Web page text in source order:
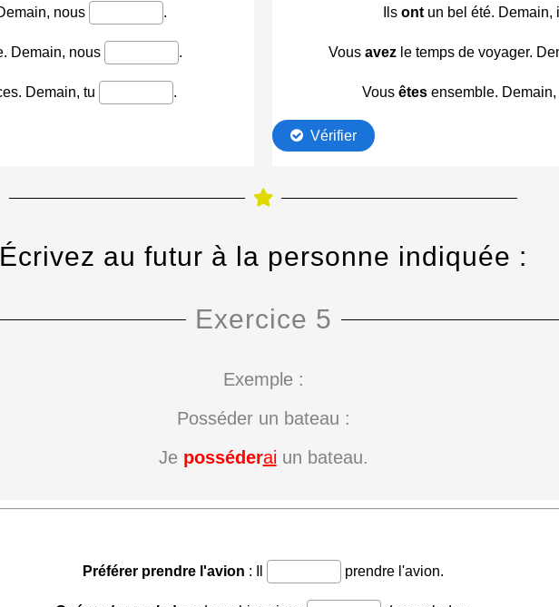
Écrivez au futur à la personne indiquée :
Exercice 5
Exemple :
Posséder un bateau :
Je posséderai un bateau.